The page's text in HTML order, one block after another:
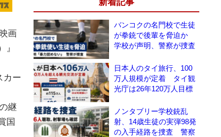
画
カー
継
国
新着記事
バンコクの名門校で生徒
が拳銃で後輩を脅迫か
学校が声明、警察が捜査
日本人のタイ旅行、100
万人規模が定着 タイ観
光庁は26年120万人目標
ノンタブリー学校銃乱
射、14歳生徒の実弾98発
の入手経路を捜査 警察